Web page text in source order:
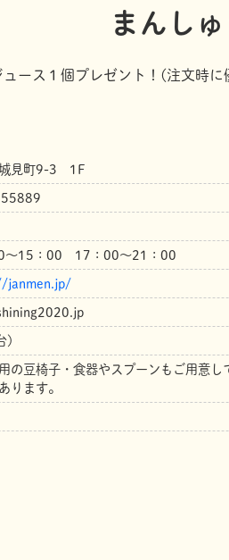
まんし
ュース１個プレゼント！(注文時
城見町9-3 1F
～15：00 17：00～21：00
janmen.jp/
)
の豆椅子・食器やスプーンもご用意し
ります。